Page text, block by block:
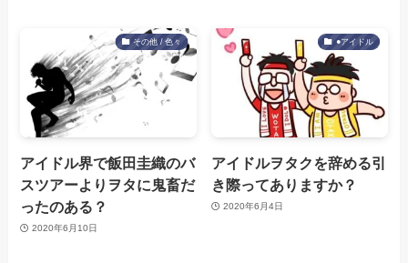
その他 / 色々
アイドル界で飯田圭織のバ
スツアーよりヲタに鬼畜だ
ったのある？
2020年6月10日
●アイドル
アイドルヲタクを辞める引
き際ってありますか？
2020年6月4日